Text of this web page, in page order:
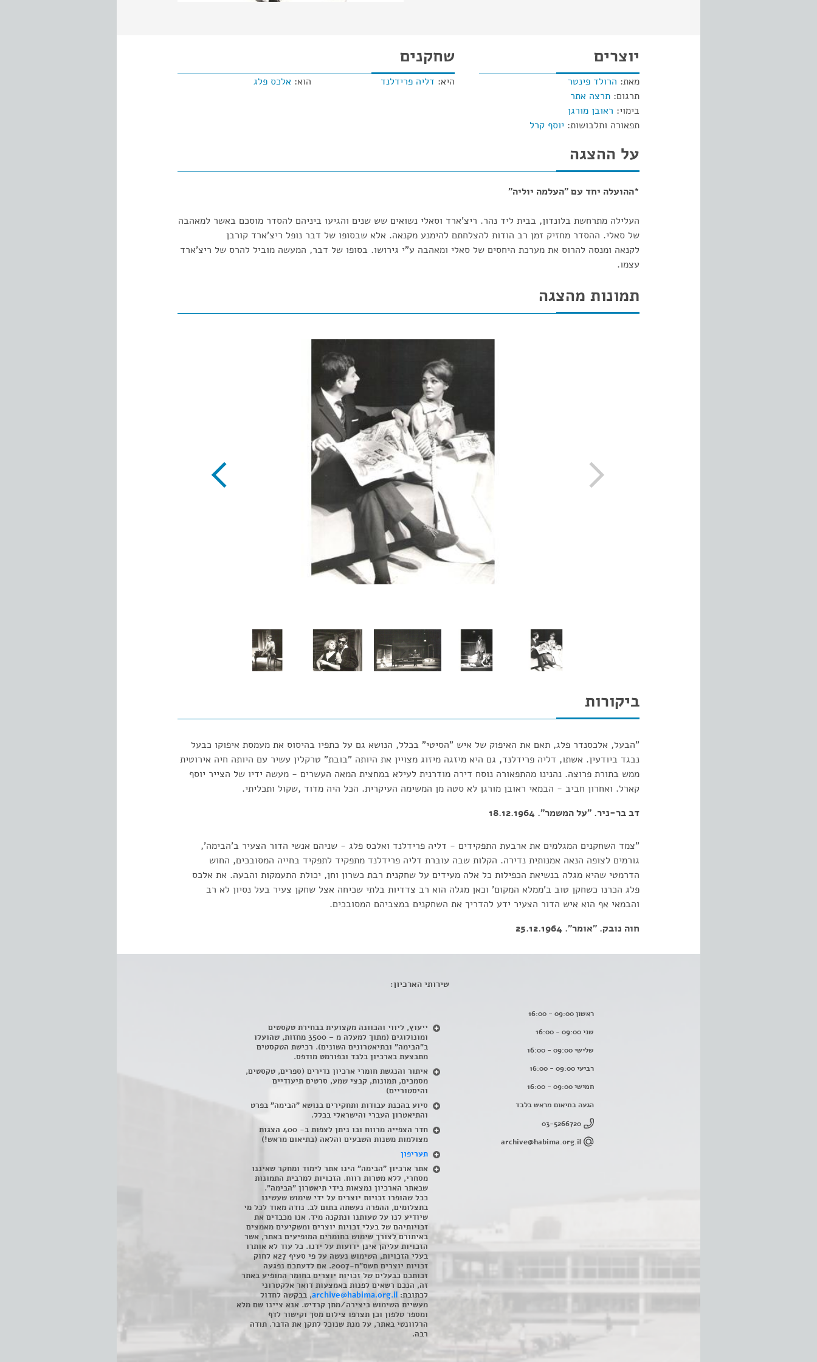
יוצרים
מאת: הרולד פינטר
תרגום: תרצה אתר
בימוי: ראובן מורגן
תפאורה ותלבושות: יוסף קרל
שחקנים
היא: דליה פרידלנד הוא: אלכס פלג
על ההצגה
*ההועלה יחד עם "העלמה יוליה"
העלילה מתרחשת בלונדון, בבית ליד נהר. ריצ'ארד וסאלי נשואים שש שנים והגיעו ביניהם להסדר מוסכם באשר למאהבה
של סאלי. ההסדר מחזיק זמן רב הודות להצלחתם להימנע מקנאה. אלא שבסופו של דבר נופל ריצ'ארד קורבן
לקנאה ומנסה להרוס את מערכת היחסים של סאלי ומאהבה ע"י גירושו. בסופו של דבר, המעשה מוביל להרס של ריצ'ארד
עצמו.
תמונות מהצגה
ביקורות
"הבעל, אלכסנדר פלג, תאם את האיפוק של איש "הסיטי" בכלל, הנושא גם על כתפיו בהיסוס את מעמסת איפוקו כבעל
נבגד ביודעין. אשתו, דליה פרידלנד, גם היא מיזגה מיזוג מצויין את היותה "בובת" טרקלין עשיר עם היותה חיה אירוטית
ממש בתורת פרוצה. נהנינו מהתפאורה נוסח דירה מודרנית לעילא במחצית המאה העשרים - מעשה ידיו של הצייר יוסף
קארל. ואחרון חביב - הבמאי ראובן מורגן לא סטה מן המשימה העיקרית. הכל היה מדוד ,שקול ותכליתי.
דב בר-ניר. "על המשמר". 18.12.1964
"צמד השחקנים המגלמים את ארבעת התפקידים - דליה פרידלנד ואלכס פלג - שניהם אנשי הדור הצעיר ב'הבימה',
גורמים לצופה הנאה אמנותית נדירה. הקלות שבה עוברת דליה פרידלנד מתפקיד לתפקיד בחייה המסובכים, החוש
הדרמטי שהיא מגלה בנשיאת הכפילות כל אלה מעידים על שחקנית רבת כשרון וחן, יכולת התעמקות והבעה. את אלכס
פלג הכרנו כשחקן טוב ב'ממלא המקום' וכאן מגלה הוא רב צדדיות בלתי שכיחה אצל שחקן צעיר בעל נסיון לא רב
והבמאי אף הוא איש הדור הצעיר ידע להדריך את השחקנים במצביהם המסובכים.
חוה נובק. "אומר". 25.12.1964
ראשון 09:00 - 16:00
שני 09:00 - 16:00
שלישי 09:00 - 16:00
רביעי 09:00 - 16:00
חמישי 09:00 - 16:00
הגעה בתיאום מראש בלבד
03-5266720
archive@habima.org.il
שירותי הארכיון:
ייעוץ, ליווי והכוונה מקצועית בבחירת טקסטים
ומונולוגים (מתוך למעלה מ – 3500 מחזות, שהועלו
ב"הבימה" ובתיאטרונים השונים). רכישת הטקסטים
מתבצעת בארכיון בלבד ובפורמט מודפס.
איתור והנגשת חומרי ארכיון נדירים (ספרים, טקסטים,
מסמכים, תמונות, קבצי שמע, סרטים תיעודיים
והיסטוריים)
סיוע בהכנת עבודות ותחקירים בנושא "הבימה" בפרט
והתיאטרון העברי והישראלי בכלל.
חדר הצפייה מרווח ובו ניתן לצפות ב- 400 הצגות
מצולמות משנות השבעים והלאה (בתיאום מראש!)
תעריפון
אתר ארכיון "הבימה" הינו אתר לימוד ומחקר שאיננו
מסחרי, ללא מטרות רווח. הזכויות למרבית התמונות
שבאתר הארכיון נמצאות בידי תיאטרון "הבימה".
ככל שהופרו זכויות יוצרים על ידי שימוש שעשינו
בתצלומים, ההפרה נעשתה בתום לב. נודה מאוד לכל מי
שיודיע לנו על טעותנו ונתקנה מיד. אנו מכבדים את
זכויותיהם של בעלי זכויות יוצרים ומשקיעים מאמצים
באיתורם לצורך שימוש בחומרים המופיעים באתר, אשר
הזכויות עליהן אינן ידועות על ידנו. כל עוד לא אותרו
בעלי הזכויות, השימוש נעשה על פי סעיף 27א לחוק
זכויות יוצרים תשס"ח-2007. אם לדעתכם נפגעה
זכותכם כבעלים של זכויות יוצרים בחומר המופיע באתר
זה, הנכם רשאים לפנות באמצעות דואר אלקטרוני
לכתובת: archive@habima.org.il, בבקשה לחדול
מעשיית השימוש ביצירה/מתן קרדיט. אנא ציינו שם מלא
ומספר טלפון וכן תצרפו צילום מסך וקישור לדף
הרלוונטי באתר, על מנת שנוכל לתקן את הדבר. תודה
רבה.